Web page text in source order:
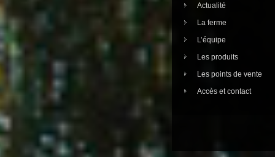
Actualité
La ferme
L’équipe
Les produits
Les points de vente
Accès et contact